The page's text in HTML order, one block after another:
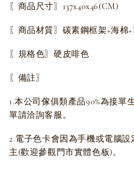
〖商品尺寸〗137x40x46(CM)
〖商品材質〗碳素鋼框架+海棉
〖規格色〗硬皮啡色
〖備註〗
1.本公司傢俱類產品90%為接單
單請洽詢客服。
2.電子色卡會因為手機或電腦
主(歡迎參觀門市實體色板)。